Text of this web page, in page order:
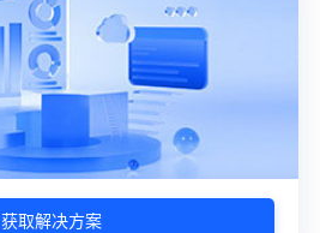
获取解决方案